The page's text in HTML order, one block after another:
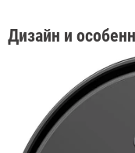
Дизайн и